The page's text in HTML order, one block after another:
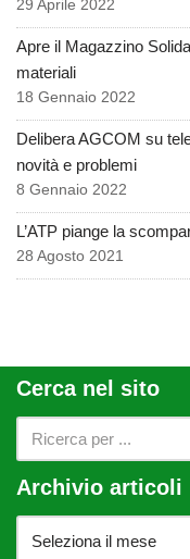
29 Aprile 2022
Apre il Magazzino
materiali
18 Gennaio 2022
Delibera AGCOM su
novità e problemi
8 Gennaio 2022
L’ATP piange la
28 Agosto 2021
Cerca nel sito
Archivio articoli